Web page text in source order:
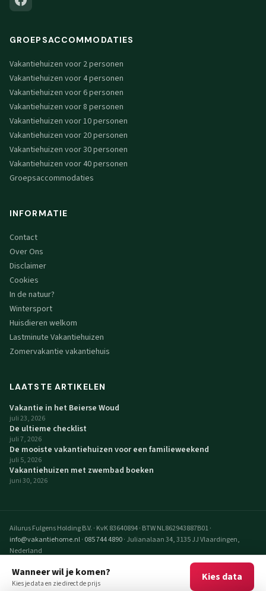
Wanneer wil je komen?
Kies je data en zie direct de prijs
Kies data
GROEPSACCOMMODATIES
Vakantiehuizen voor 2 personen
Vakantiehuizen voor 4 personen
Vakantiehuizen voor 6 personen
Vakantiehuizen voor 8 personen
Vakantiehuizen voor 10 personen
Vakantiehuizen voor 20 personen
Vakantiehuizen voor 30 personen
Vakantiehuizen voor 40 personen
Groepsaccommodaties
INFORMATIE
Contact
Over Ons
Disclaimer
Cookies
In de natuur?
Wintersport
Huisdieren welkom
Lastminute Vakantiehuizen
Zomervakantie vakantiehuis
LAATSTE ARTIKELEN
Vakantie in het Beierse Woud
juli 23, 2026
De ultieme checklist
juli 7, 2026
De mooiste vakantiehuizen voor een familieweekend
juli 5, 2026
Vakantiehuizen met zwembad boeken
juni 30, 2026
Ailurus Fulgens Holding B.V. · KvK 83640894· BTW NL862943887B01·
info@vakantiehome.nl· 085 744 4890· Julianalaan 34, 3135 JJ Vlaardingen,
Nederland
© 2026 VakantieHome Vakantiehuizen. Alle rechten voorbehouden.
VakantieHome is een realisatie van Ailurus Fulgens Holding B.V.